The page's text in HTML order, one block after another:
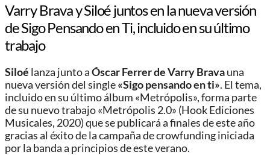
Varry Brava y Siloé juntos en la nueva versión
de Sigo Pensando en Ti, incluido en su último
trabajo
Siloé lanza junto aÓscar Ferrer de Varry Bravauna
nueva versión del single«Sigo pensando en ti». El tema,
incluido en su último álbum «Metrópolis», forma parte
de su nuevo trabajo «Metrópolis 2.0» (Hook Ediciones
Musicales, 2020) que se publicará a finales de este año
gracias al éxito de la campaña de crowfunding iniciada
por la banda a principios de este verano.